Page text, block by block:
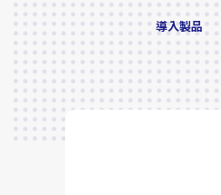
導入製品